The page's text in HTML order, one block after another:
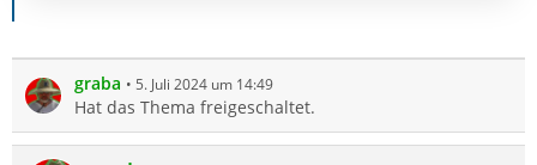
graba 5. Juli 2024 um 14:49
Hat das Thema freigeschaltet.